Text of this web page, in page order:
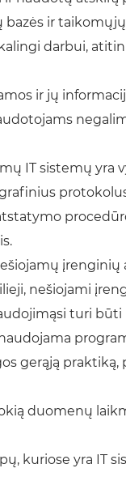
bazės ir
darbui,
ir jų
IT sistemų yra
protokolus
nešiojami
turi
gerąją praktiką,
duomenų
kuriose yra IT